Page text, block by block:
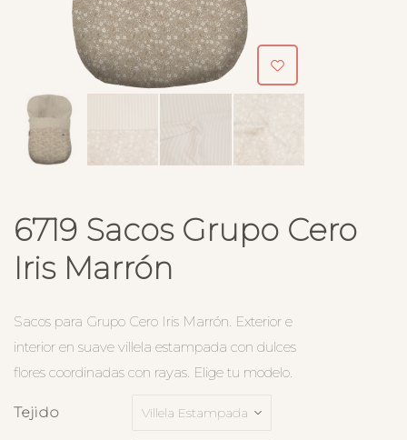
6719 Sacos Grupo Cero
Iris Marrón
Sacos para Grupo Cero Iris Marrón. Exterior e
interior en suave villela estampada con dulces
flores coordinadas con rayas. Elige tu modelo.
Tejido